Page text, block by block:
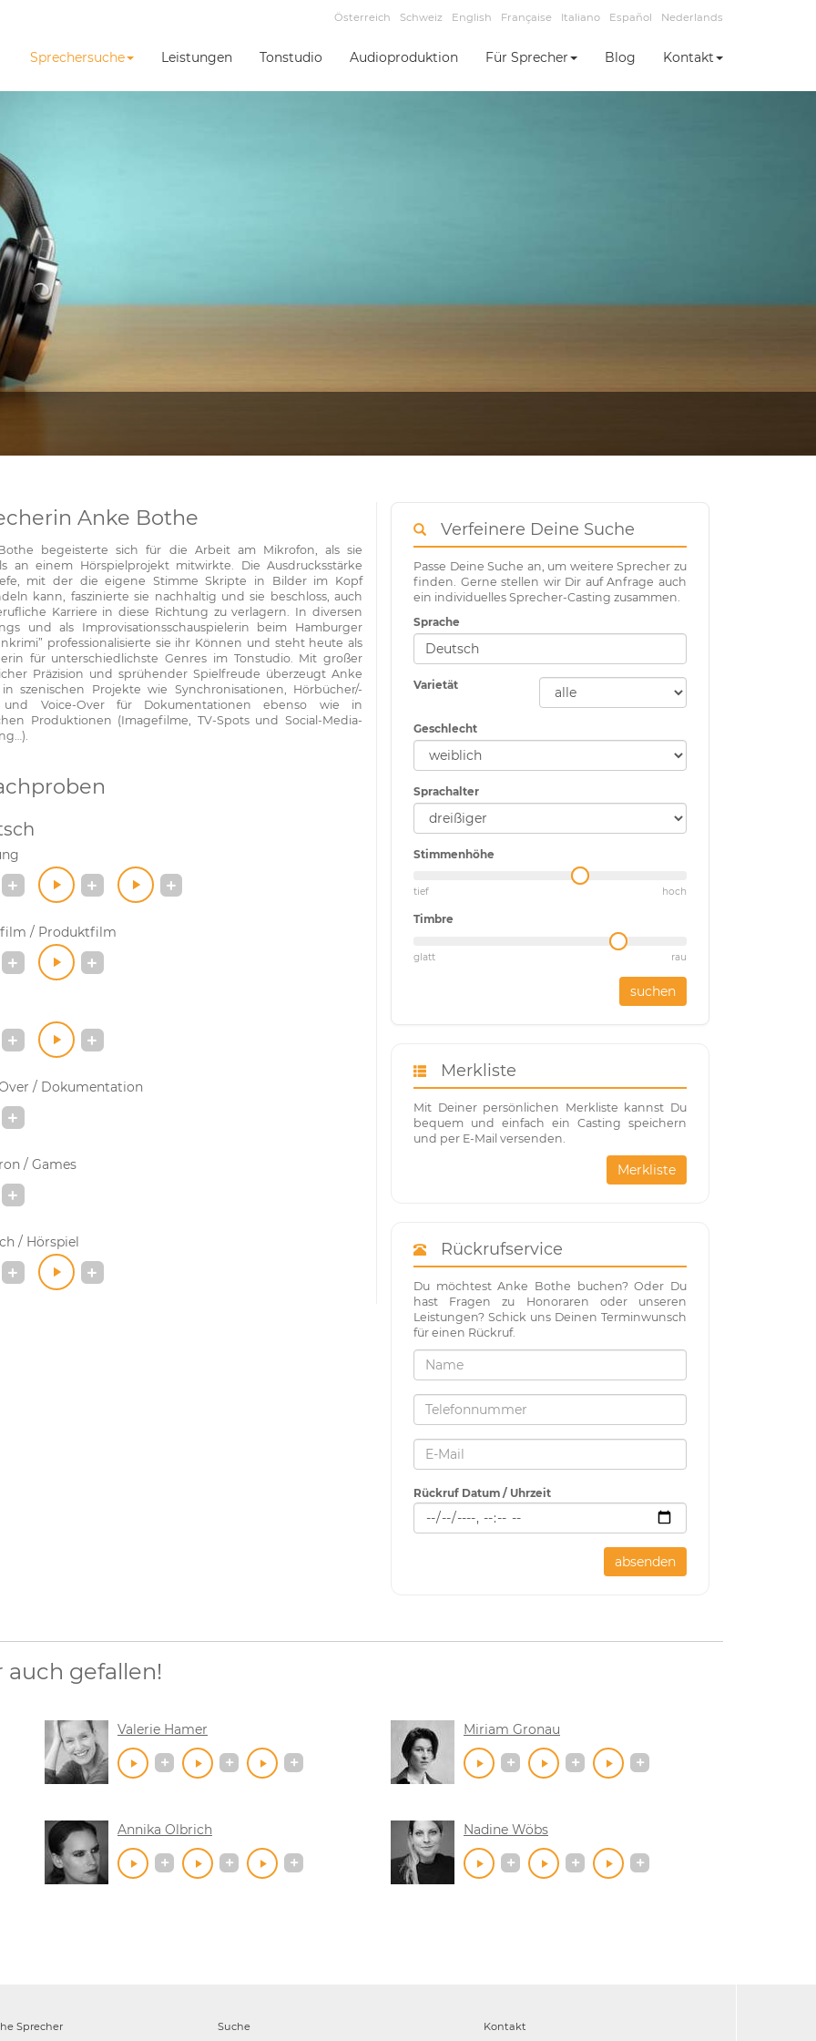
Österreich Schweiz English Française Italiano Español Nederlands
Sprechersuche Leistungen Tonstudio Audioproduktion Für Sprecher Blog Kontakt
Anke Bothe
begeisterte sich für die Arbeit am Mikrofon, als sie
an einem Hörspielprojekt mitwirkte. Die Ausdrucksstärke
mit der die eigene Stimme Skripte in Bilder im Kopf
kann, faszinierte sie nachhaltig und sie beschloss, auch
Karriere in diese Richtung zu verlagern. In diversen
und als Improvisationsschauspielerin beim Hamburger
professionalisierte sie ihr Können und steht heute als
für unterschiedlichste Genres im Tonstudio. Mit großer
Präzision und sprühender Spielfreude überzeugt Anke
szenischen Projekte wie Synchronisationen, Hörbücher/-
und Voice-Over für Dokumentationen ebenso wie in
Produktionen (Imagefilme, TV-Spots und Social-Media-
/ Produktfilm
/ Dokumentation
/ Games
/ Hörspiel
Verfeinere Deine Suche
Passe Deine Suche an, um weitere Sprecher zu
finden. Gerne stellen wir Dir auf Anfrage auch
ein individuelles Sprecher-Casting zusammen.
Sprache
Varietät
Geschlecht
Sprachalter
Stimmenhöhe
tief hoch
Timbre
glatt rau
suchen
Merkliste
Mit Deiner persönlichen Merkliste kannst Du
bequem und einfach ein Casting speichern
und per E-Mail versenden.
Merkliste
Rückrufservice
Du möchtest Anke Bothe buchen? Oder Du
hast Fragen zu Honoraren oder unseren
Leistungen? Schick uns Deinen Terminwunsch
für einen Rückruf.
Rückruf Datum / Uhrzeit
absenden
gefallen!
Valerie Hamer Miriam Gronau
Annika Olbrich Nadine Wöbs
Sprecher
Suche
Kontakt